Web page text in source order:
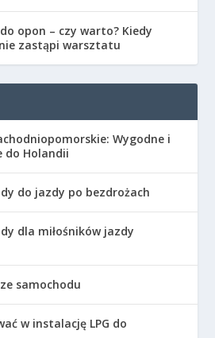
opon – czy warto? Kiedy
zastąpi warsztatu
Wygodne i
do Holandii
do jazdy po bezdrożach
dla miłośników jazdy
samochodu
w instalację LPG do